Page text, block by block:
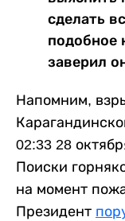
сделать
подобное
заверил
Напомним,
02:33 28
Поиски
на момент
Президент